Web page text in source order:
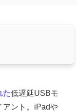
た低遅延USBモ
アント。iPadや